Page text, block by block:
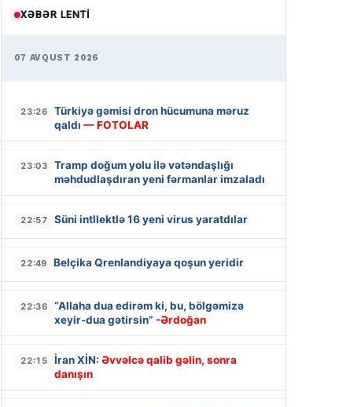
XƏBƏR LENTI
07 AVQUST 2026
23:26
Türkiyə gəmisi dron hücumuna məruz
qaldı — FOTOLAR
23:03
Tramp doğum yolu ilə vətəndaşlığı
məhdudlaşdıran yeni fərmanlar imzaladı
22:57 Süni intllektlə 16 yeni virus yaratdılar
22:49 Belçika Qrenlandiyaya qoşun yeridir
22:36
“Allaha dua edirəm ki, bu, bölgəmizə
xeyir-dua gətirsin” -Ərdoğan
22:15 İran XİN: Əvvəlcə qalib gəlin, sonra
danışın